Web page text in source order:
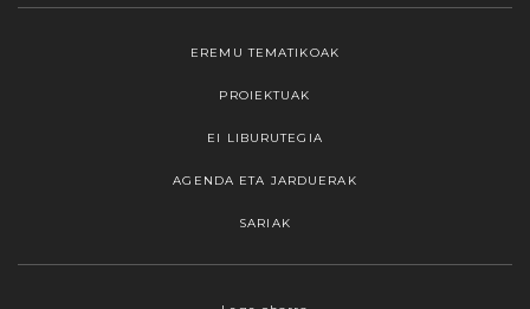
EREMU TEMATIKOAK
PROIEKTUAK
EI LIBURUTEGIA
AGENDA ETA JARDUERAK
SARIAK